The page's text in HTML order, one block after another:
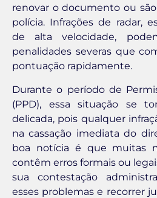
renovar o documento ou
polícia. Infrações de radar,
de alta velocidade,
penalidades severas que
pontuação rapidamente.
Durante o período de
(PPD), essa situação se
delicada, pois qualquer
na cassação imediata do
boa notícia é que muitas
contêm erros formais ou
sua contestação
esses problemas e recorrer